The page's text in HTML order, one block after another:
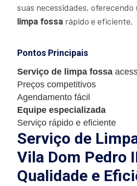
suas necessidades, oferecendo
limpa fossa rápido e eficiente.
Pontos Principais
Serviço de limpa fossa
Preços competitivos
Agendamento fácil
Equipe especializada
Serviço rápido e eficiente
Serviço de
Vila Dom Pedro
Qualidade e